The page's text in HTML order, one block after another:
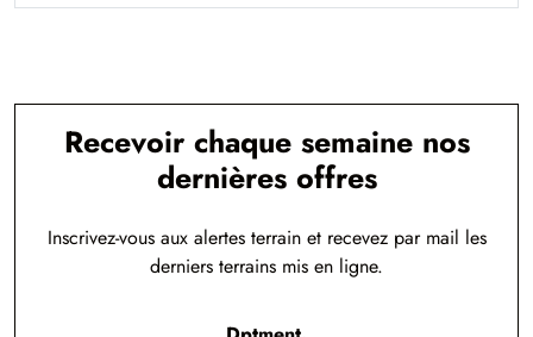
Recevoir chaque semaine nos
dernières offres
Inscrivez-vous aux alertes terrain et recevez par mail les
derniers terrains mis en ligne.